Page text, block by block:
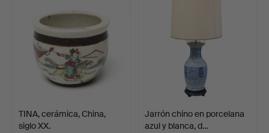
TINA, cerámica, China,
siglo XX.
Jarrón chino en porcelana
azul y blanca, d…